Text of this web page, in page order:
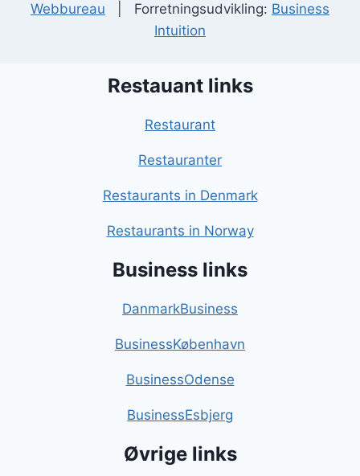
Webbureau | Forretningsudvikling: Business
Intuition
Restauant links
Restaurant
Restauranter
Restaurants in Denmark
Restaurants in Norway
Business links
DanmarkBusiness
BusinessKøbenhavn
BusinessOdense
BusinessEsbjerg
Øvrige links